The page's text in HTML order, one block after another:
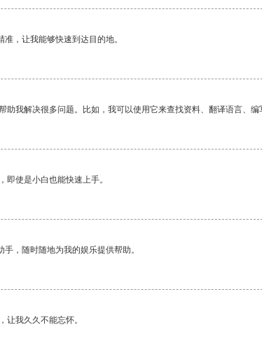
，让我能够快速到达目的地。
助我解决很多问题。比如，我可以使用它来查找资料、翻译语言、编
即使是小白也能快速上手。
，随时随地为我的娱乐提供帮助。
让我久久不能忘怀。